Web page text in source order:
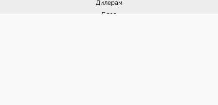
Дилерам
Блог